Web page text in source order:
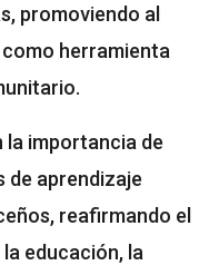
promoviendo al
herramienta
la importancia de
aprendizaje
reafirmando el
educación, la